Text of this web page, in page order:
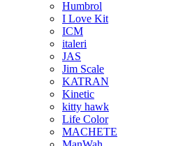
Humbrol
I Love Kit
ICM
italeri
JAS
Jim Scale
KATRAN
Kinetic
kitty hawk
Life Color
MACHETE